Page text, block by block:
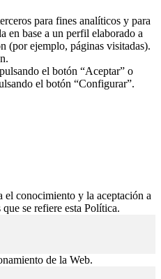
para fines analíticos y para
en base a un perfil elaborado a
(por ejemplo, páginas visitadas).
el botón “Aceptar” o
el botón “Configurar”.
conocimiento y la aceptación a
se refiere esta Política.
de la Web.